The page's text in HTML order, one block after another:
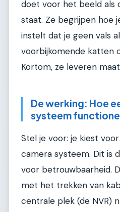
doet voor het beeld als
staat. Ze begrijpen hoe
instelt dat je geen vals
voorbijkomende katten
Kortom, ze leveren
De werking: Hoe
systeem
Stel je voor: je kiest
camera systeem. Dit is
voor betrouwbaarheid.
met het trekken van
centrale plek (de NVR)